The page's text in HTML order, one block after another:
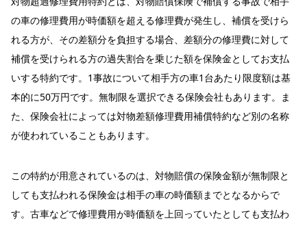
の車の修理費用が時価額を超える修理費が発生し、補償を受けら
れる方が、その差額分を負担する場合、差額分の修理費に対して
補償を受けられる方の過失割合を乗じた額を保険金としてお支払
いする特約です。1事故について相手方の車1台あたり限度額は基
本的に50万円です。無制限を選択できる保険会社もあります。ま
た、保険会社によっては対物差額修理費用補償特約など別の名称
が使われていることもあります。
この特約が用意されているのは、対物賠償の保険金額が無制限と
しても支払われる保険金は相手の車の時価額までとなるからで
す。古車などで修理費用が時価額を上回っていたとしても支払わ